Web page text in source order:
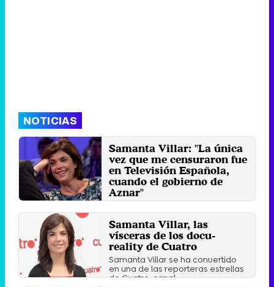
NOTICIAS
Samanta Villar: "La única
vez que me censuraron fue
en Televisión Española,
cuando el gobierno de
Aznar"
con Risto sobre las mayores
polémicas de su trayectoria ...
Domingo 17 Diciembre 2017 23:13
Samanta Villar, las
vísceras de los docu-
reality de Cuatro
Samanta Villar se ha convertido
en una de las reporteras estrellas
de Cuatro, canal ...